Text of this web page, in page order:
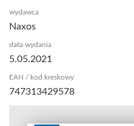
wydawca
Naxos
data wydania
5.05.2021
EAN / kod kreskowy
747313429578